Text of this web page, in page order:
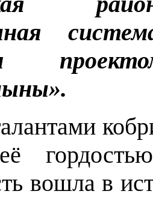
вошла в